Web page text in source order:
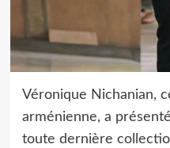
Véronique Nichanian,
arménienne, a
toute dernière